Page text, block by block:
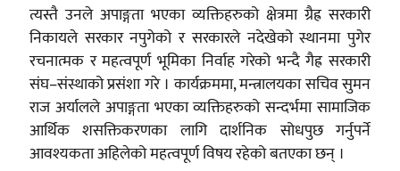
त्यस्तै उनले अपाङ्गता भएका व्यक्तिहरुको क्षेत्रमा ग्रैह्र सरकारी
निकायले सरकार नपुगेको र सरकारले नदेखेको स्थानमा पुगेर
रचनात्मक र महत्वपूर्ण भूमिका निर्वाह गरेको भन्दै गैह्र सरकारी
संघ–संस्थाको प्रसंशा गरे । कार्यक्रममा, मन्त्रालयका सचिव सुमन
राज अर्यालले अपाङ्गता भएका व्यक्तिहरुको सन्दर्भमा सामाजिक
आर्थिक शसक्तिकरणका लागि दार्शनिक सोधपुछ गर्नुपर्ने
आवश्यकता अहिलेको महत्वपूर्ण विषय रहेको बतएका छन् ।